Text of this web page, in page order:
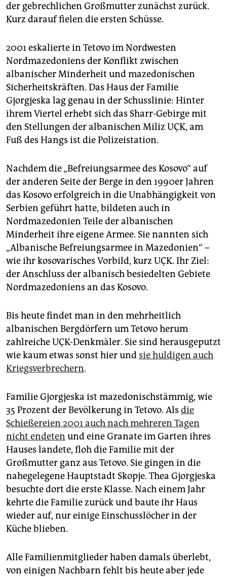
der gebrechlichen Großmutter zunächst zurück.
Kurz darauf fielen die ersten Schüsse.
2001 eskalierte in Tetovo im Nordwesten
Nordmazedoniens der Konflikt zwischen
albanischer Minderheit und mazedonischen
Sicherheitskräften. Das Haus der Familie
Gjorgjeska lag genau in der Schusslinie: Hinter
ihrem Viertel erhebt sich das Sharr-Gebirge mit
den Stellungen der albanischen Miliz UÇK, am
Fuß des Hangs ist die Polizeistation.
Nachdem die „Befreiungsarmee des Kosovo“ auf
der anderen Seite der Berge in den 1990er Jahren
das Kosovo erfolgreich in die Unabhängigkeit von
Serbien geführt hatte, bildeten auch in
Nordmazedonien Teile der albanischen
Minderheit ihre eigene Armee. Sie nannten sich
„Albanische Befreiungsarmee in Mazedonien“ –
wie ihr kosovarisches Vorbild, kurz UÇK. Ihr Ziel:
der Anschluss der albanisch besiedelten Gebiete
Nordmazedoniens an das Kosovo.
Bis heute findet man in den mehrheitlich
albanischen Bergdörfern um Tetovo herum
zahlreiche UÇK-Denkmäler. Sie sind herausgeputzt
wie kaum etwas sonst hier und sie huldigen auch
Kriegsverbrechern.
Familie Gjorgjeska ist mazedonischstämmig, wie
35 Prozent der Bevölkerung in Tetovo. Als die
Schießereien 2001 auch nach mehreren Tagen
nicht endeten und eine Granate im Garten ihres
Hauses landete, floh die Familie mit der
Großmutter ganz aus Tetovo. Sie gingen in die
nahegelegene Hauptstadt Skopje. Thea Gjorgjeska
besuchte dort die erste Klasse. Nach einem Jahr
kehrte die Familie zurück und baute ihr Haus
wieder auf, nur einige Einschusslöcher in der
Küche blieben.
Alle Familienmitglieder haben damals überlebt,
von einigen Nachbarn fehlt bis heute aber jede